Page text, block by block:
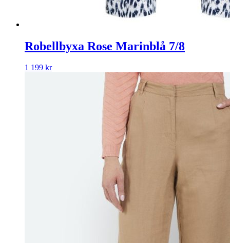
Robellbyxa Rose Marinblå 7/8
1 199 kr